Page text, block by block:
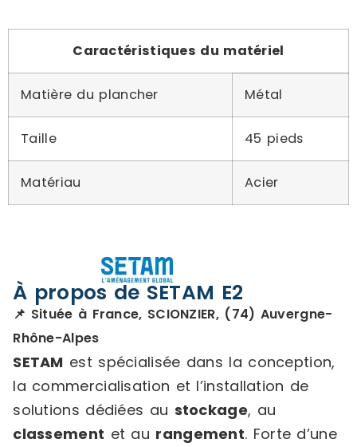
Caractéristiques du matériel
Matière du plancher Métal
Taille 45 pieds
Matériau Acier
À propos de SETAM E2
📌 Située à France, SCIONZIER, (74) Auvergne-
Rhône-Alpes
SETAM est spécialisée dans la conception,
la commercialisation et l’installation de
solutions dédiées au stockage, au
classement et au rangement. Forte d’une